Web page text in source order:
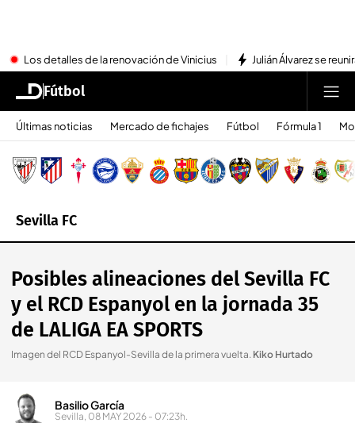
Los detalles de la renovación de Vinicius Julián Álvarez se
Fútbol
Últimas noticias Mercado de fichajes Fútbol Fórmula 1
Sevilla FC
Posibles alineaciones del Sevilla FC
y el RCD Espanyol en la jornada 35
de LALIGA EA SPORTS
Imagen del RCD Espanyol-Sevilla de la primera vuelta. Kiko Hurtado
Basilio García
Sevilla, 08 MAY 2026 - 07:23h.